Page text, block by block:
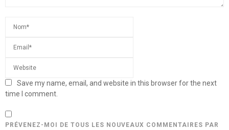
Save my name, email, and website in this browser for the next
time I comment.
PRÉVENEZ-MOI DE TOUS LES NOUVEAUX COMMENTAIRES PAR